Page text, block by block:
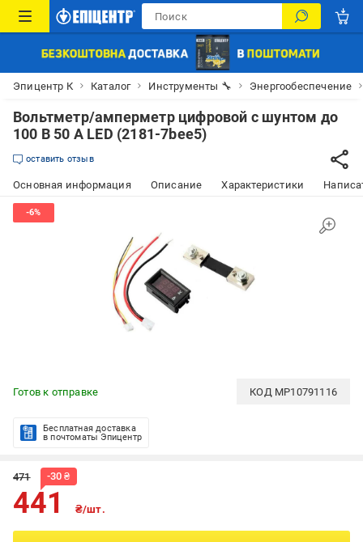
Эпицентр К Каталог Инструменты 🔧 Энергообеспечение
Вольтметр/амперметр цифровой с шунтом до
100 В 50 А LED (2181-7bee5)
оставить отзыв
Основная информация Описание Характеристики
Готов к отправке КОД MP10791116
Бесплатная доставка
в почтоматы Эпицентр
471 -30 ₴
441 ₴/шт.